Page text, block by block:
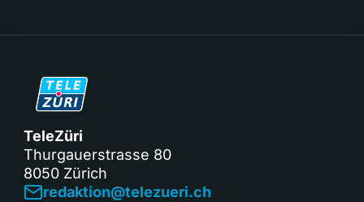
TeleZüri
Thurgauerstrasse 80
8050 Zürich
redaktion@telezueri.ch